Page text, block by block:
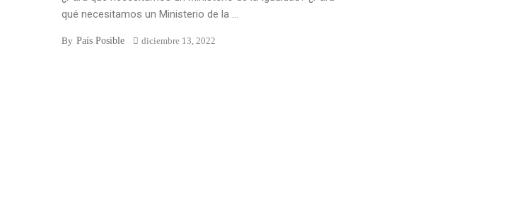
qué necesitamos un Ministerio de la ...
By País Posible diciembre 13, 2022